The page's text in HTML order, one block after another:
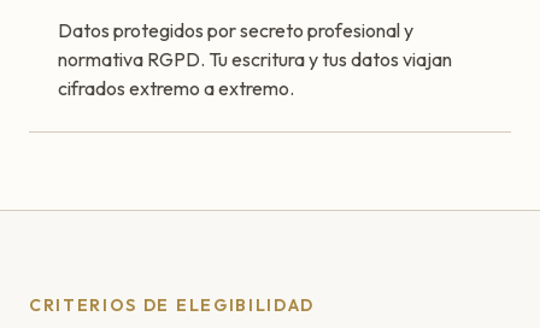
Datos protegidos por secreto profesional y
normativa RGPD. Tu escritura y tus datos viajan
cifrados extremo a extremo.
CRITERIOS DE ELEGIBILIDAD